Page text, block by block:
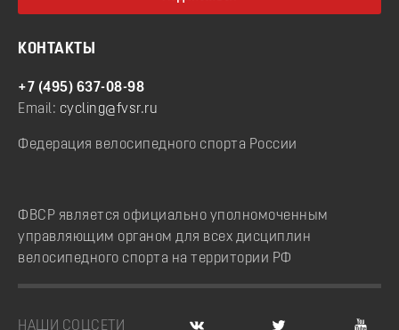
КОНТАКТЫ
+7 (495) 637-08-98
Email: cycling@fvsr.ru
Федерация велосипедного спорта России
ФВСР является официально уполномоченным
управляющим органом для всех дисциплин
велосипедного спорта на территории РФ
НАШИ СОЦСЕТИ